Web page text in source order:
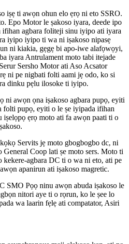
iṣẹ ti awọn ohun elo ẹrọ ni eto SSRO.
Epo Motor le ṣakoso iyara, deede ipo
ifihan agbara foliteji sinu iyipo ati iyara
iyipo iyipo ti wa ni iṣakoso nipasẹ
ni kiakia, gẹgẹ bi apo-iwe alafọwọyi,
iyara Antrulament moto tabi itejade
Sersho Motor ati Aso Acsator
ni pe nigbati folti aami jẹ odo, ko si
dinku pẹlu ilosoke ti iyipo.
ni awọn ọna iṣakoso agbara pupọ, eyiti
folti pupọ, eyiti o le ṣe iyipada ifihan
ẹrọ moto ati fa awọn paati ti o
Servits jẹ moto gbogbogbo dc, ni
General Coop lati ṣe moto sers. Moto ti
agbara DC ti o wa ni eto, ati pe
apanirun ati iṣakoso magretic.
SMO Pọọ ninu awọn abuda iṣakoso le
nitori aye ti o rọrun, ko le ṣee lo
wa laarin fẹlẹ ati compatator, Asiri